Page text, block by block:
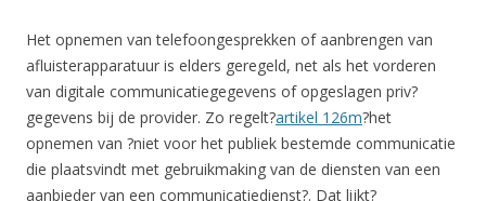
Het opnemen van telefoongesprekken of aanbrengen van
afluisterapparatuur is elders geregeld, net als het vorderen
van digitale communicatiegegevens of opgeslagen priv?
gegevens bij de provider. Zo regelt?artikel 126m?het
opnemen van ?niet voor het publiek bestemde communicatie
die plaatsvindt met gebruikmaking van de diensten van een
aanbieder van een communicatiedienst?. Dat lijkt?